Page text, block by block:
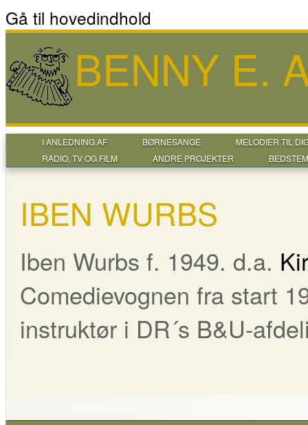
Gå til hovedindhold
BENNY E.
I ANLEDNING AF BØRNESANGE
MELODIER TIL
RADIO, TV OG FILM
ANDRE PROJEKTER
IBEN WURBS
Iben Wurbs f. 1949. d.a.
Comedievognen fra start
instruktør i DR´s B&U-